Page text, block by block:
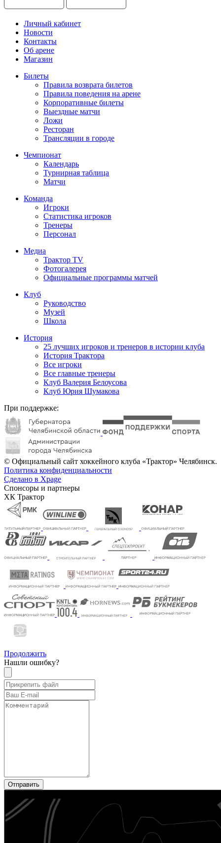
Личный кабинет
Новости
Контакты
Об арене
Магазин
Билеты
Правила возврата билетов
Правила поведения на арене
Корпоративные билеты
Выездные матчи
Ложи
Ресторан
Трансляции в городе
Чемпионат
Календарь
Турнирная таблица
Матчи
Команда
Игроки
Статистика игроков
Тренеры
Персонал
Медиа
Трактор TV
Фотогалерея
Официальные программы матчей
Клуб
Руководство
Музей
Школа
История
25 лучших игроков и тренеров в истории клуба
История Трактора
Все игроки
Все главные тренеры
Клуб Валерия Белоусова
Клуб Юрия Шумакова
При поддержке:
© Официальный сайт хоккейного клуба «Трактор» Челябинск.
Политика конфиденциальности
Сделано в Xpage
Спонсоры и партнеры
ХК Трактор
Продолжить
Нашли ошибку?